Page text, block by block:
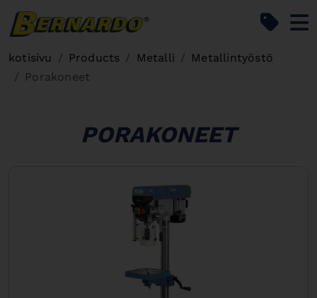
kotisivu Products Metalli
Metallintyöstö
Porakoneet
PORAKONEET